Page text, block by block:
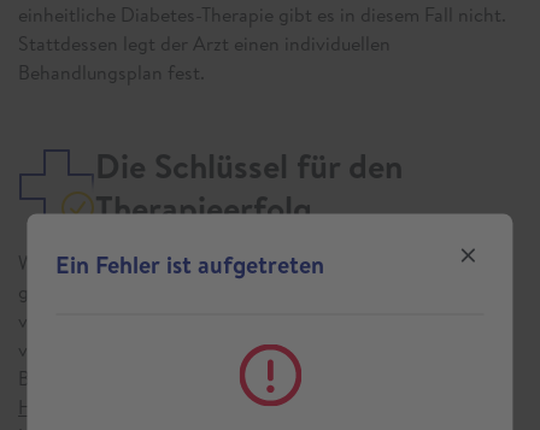
einheitliche Diabetes-Therapie gibt es in diesem Fall nicht.
Stattdessen legt der Arzt einen individuellen
Behandlungsplan fest.
Die Schlüssel für den
Therapieerfolg
War die Diabetes-Therapie erfolgreich? Der HbA1c-Wert
gibt Aufschluss darüber, wie sich der Blutzuckerwert in den
vergangenen acht bis zehn Wochen entwickelt hat. Er wird
vom Arzt ermittelt. Ziel ist es, die Schwankungen des
Blutzuckers möglichst niedrig zu halten und sogenannte
Hypoglykämien
zu verhindern. Dabei handelt es sich um
Ein Fehler ist aufgetreten